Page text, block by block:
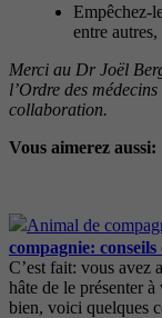
Empêchez-
entre
Merci au Dr Joël
l’Ordre des
collaboration.
Vous aimerez aussi:
compagnie: conseils
C’est fait: vous avez
hâte de le présenter
bien, voici quelques